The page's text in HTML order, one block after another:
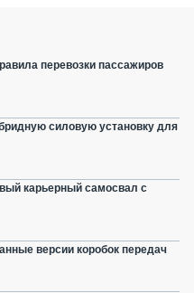
перевозки пассажиров
силовую установку для
карьерный самосвал с
версии коробок передач